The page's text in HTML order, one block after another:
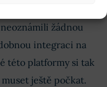
žádnou
integraci na
této platformy si tak
ještě počkat.